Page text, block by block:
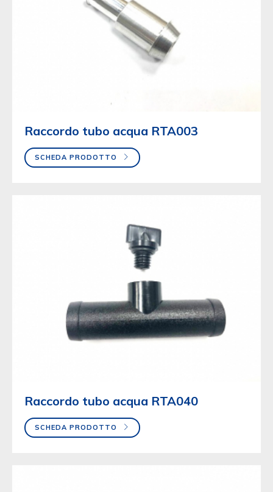
Raccordo tubo acqua RTA003
SCHEDA PRODOTTO
Raccordo tubo acqua RTA040
SCHEDA PRODOTTO